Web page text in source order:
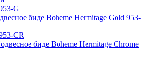
биде Boheme Hermitage Gold 953-
биде Boheme Hermitage Chrome